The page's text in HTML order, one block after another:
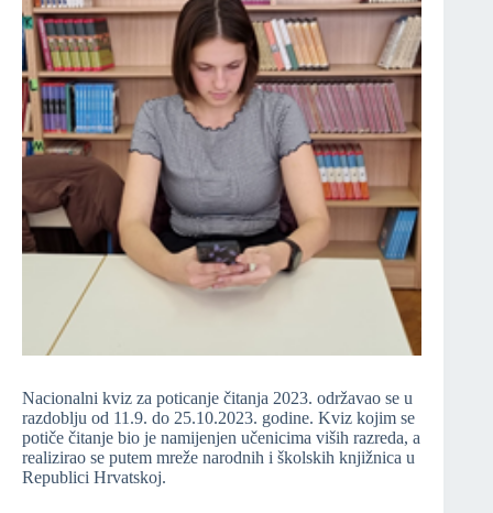
Nacionalni kviz za poticanje čitanja 2023. održavao se u
razdoblju od 11.9. do 25.10.2023. godine. Kviz kojim se
potiče čitanje bio je namijenjen učenicima viših razreda, a
realizirao se putem mreže narodnih i školskih knjižnica u
Republici Hrvatskoj.